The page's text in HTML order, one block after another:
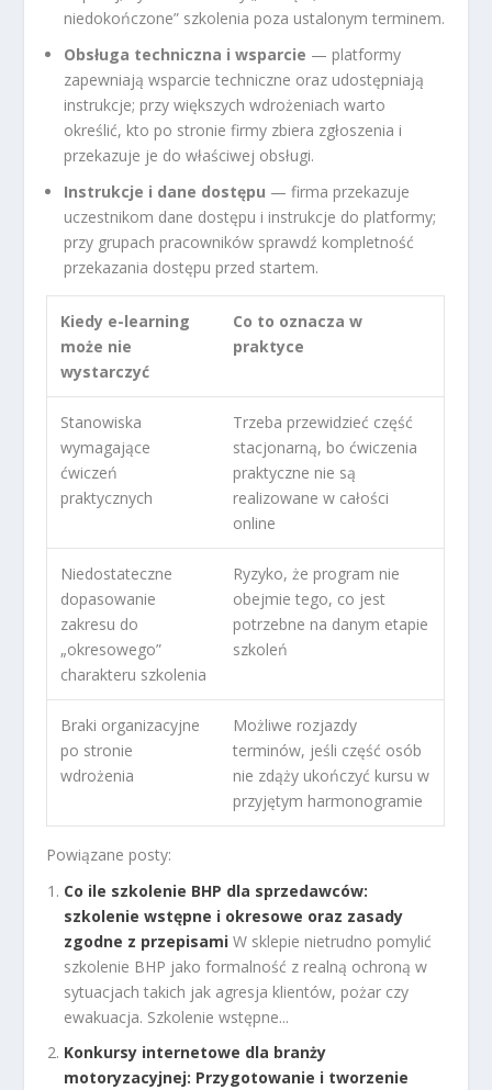
niedokończone” szkolenia poza ustalonym terminem.
Obsługa techniczna i wsparcie — platformy
zapewniają wsparcie techniczne oraz udostępniają
instrukcje; przy większych wdrożeniach warto
określić, kto po stronie firmy zbiera zgłoszenia i
przekazuje je do właściwej obsługi.
Instrukcje i dane dostępu — firma przekazuje
uczestnikom dane dostępu i instrukcje do platformy;
przy grupach pracowników sprawdź kompletność
przekazania dostępu przed startem.
Kiedy e-learning
może nie
wystarczyć
Co to oznacza w
praktyce
Stanowiska
wymagające
ćwiczeń
praktycznych
Trzeba przewidzieć część
stacjonarną, bo ćwiczenia
praktyczne nie są
realizowane w całości
online
Niedostateczne
dopasowanie
zakresu do
„okresowego”
charakteru szkolenia
Ryzyko, że program nie
obejmie tego, co jest
potrzebne na danym etapie
szkoleń
Braki organizacyjne
po stronie
wdrożenia
Możliwe rozjazdy
terminów, jeśli część osób
nie zdąży ukończyć kursu w
przyjętym harmonogramie
Powiązane posty:
Co ile szkolenie BHP dla sprzedawców:
szkolenie wstępne i okresowe oraz zasady
zgodne z przepisami W sklepie nietrudno pomylić
szkolenie BHP jako formalność z realną ochroną w
sytuacjach takich jak agresja klientów, pożar czy
ewakuacja. Szkolenie wstępne...
Konkursy internetowe dla branży
motoryzacyjnej: Przygotowanie i tworzenie